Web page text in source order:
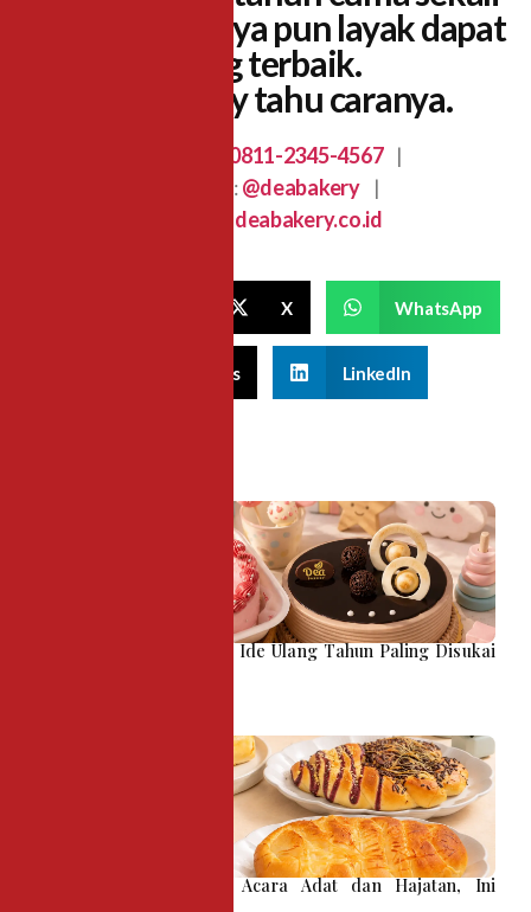
setahun, kuenya pun layak dapat
yang terbaik.
Dea Bakery tahu caranya.
0811-2345-4567|
Instagram:@deabakery |
deabakery.co.id
X WhatsApp
Threads LinkedIn
Kue Tart Karakter Anak: Ide Ulang Tahun Paling Disukai
Snack Box Bukittinggi, Acara Adat dan Hajatan, Ini